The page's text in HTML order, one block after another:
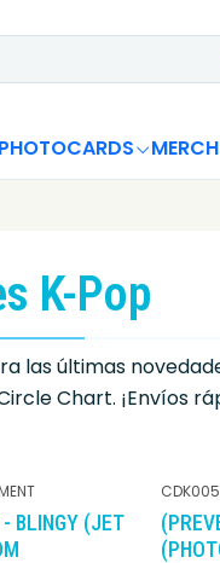
PHOTOCARDS
K-Pop
últimas
Chart. ¡Envíos
BLINGY (JET